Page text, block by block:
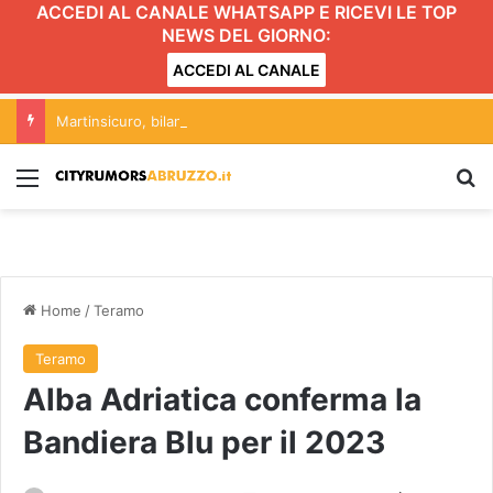
ACCEDI AL CANALE WHATSAPP E RICEVI LE TOP
NEWS DEL GIORNO:
ACCEDI AL CANALE
Menu
Home /Teramo
Teramo
Alba Adriatica conferma la
Bandiera Blu per il 2023